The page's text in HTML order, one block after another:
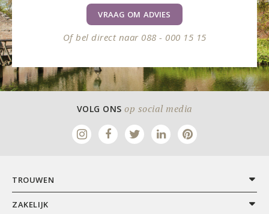
VRAAG OM ADVIES
Of bel direct naar 088 - 000 15 15
VOLG ONS op social media
TROUWEN
ZAKELIJK